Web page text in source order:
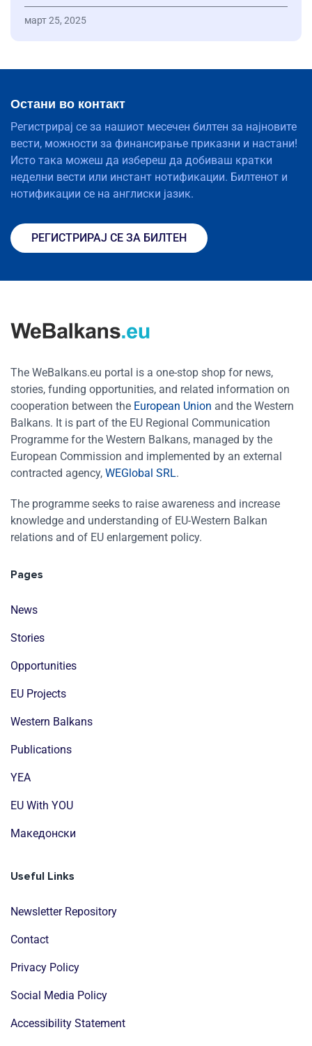
март 25, 2025
Остани во контакт
Регистрирај се за нашиот месечен билтен за најновите
вести, можности за финансирање приказни и настани!
Исто така можеш да избереш да добиваш кратки
неделни вести или инстант нотификации. Билтенот и
нотификации се на англиски јазик.
РЕГИСТРИРАЈ СЕ ЗА БИЛТЕН
The WeBalkans.eu portal is a one-stop shop for news,
stories, funding opportunities, and related information on
cooperation between the European Union and the Western
Balkans. It is part of the EU Regional Communication
Programme for the Western Balkans, managed by the
European Commission and implemented by an external
contracted agency, WEGlobal SRL.
The programme seeks to raise awareness and increase
knowledge and understanding of EU-Western Balkan
relations and of EU enlargement policy.
Pages
News
Stories
Opportunities
EU Projects
Western Balkans
Publications
YEA
EU With YOU
Mакедонски
Useful Links
Newsletter Repository
Contact
Privacy Policy
Social Media Policy
Accessibility Statement